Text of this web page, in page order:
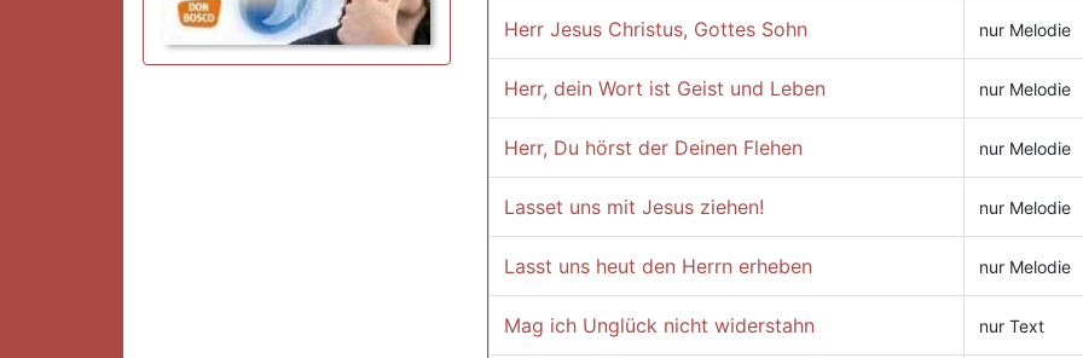
Herr Jesus Christus, Gottes Sohn nur Melodie
Herr, dein Wort ist Geist und Leben nur Melodie
Herr, Du hörst der Deinen Flehen nur Melodie
Lasset uns mit Jesus ziehen! nur Melodie
Lasst uns heut den Herrn erheben nur Melodie
Mag ich Unglück nicht widerstahn nur Text